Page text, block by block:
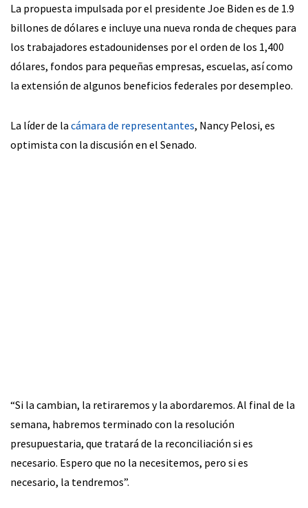
La propuesta impulsada por el presidente Joe Biden es de 1.9
billones de dólares e incluye una nueva ronda de cheques para
los trabajadores estadounidenses por el orden de los 1,400
dólares, fondos para pequeñas empresas, escuelas, así como
la extensión de algunos beneficios federales por desempleo.
La líder de la cámara de representantes, Nancy Pelosi, es
optimista con la discusión en el Senado.
“Si la cambian, la retiraremos y la abordaremos. Al final de la
semana, habremos terminado con la resolución
presupuestaria, que tratará de la reconciliación si es
necesario. Espero que no la necesitemos, pero si es
necesario, la tendremos”.